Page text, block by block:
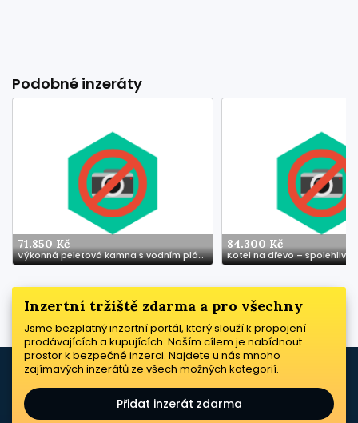
Podobné inzeráty
71.850 Kč
Výkonná peletová kamna s vodním pláštěm 21 kW
84.300 Kč
Inzertní tržiště zdarma a pro všechny
Jsme bezplatný inzertní portál, který slouží k propojení
prodávajících a kupujících. Naším cílem je nabídnout
prostor k bezpečné inzerci. Najdete u nás mnoho
zajímavých inzerátů ze všech možných kategorií.
Přidat inzerát zdarma